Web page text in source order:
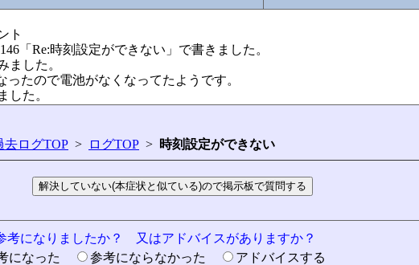
ト
「Re:時刻設定ができない」で書きました。
ました。
ったので電池がなくなってたようです。
した。
去ログTOP > ログTOP > 時刻設定ができない
考になりましたか？ 又はアドバイスがありますか？
になった 参考にならなかった
アドバイスする